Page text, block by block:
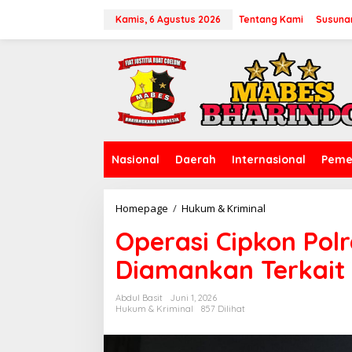
Kamis, 6 Agustus 2026 Tentang Kami
Nasional Daerah Internasional
Homepage / Hukum & Kriminal
e
r
a
s
p
Operasi Cipkon
Diamankan
Abdul Basit
Juni 1, 2026
Hukum & Kriminal
857 Dilihat